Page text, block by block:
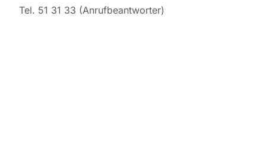
Tel. 51 31 33 (Anrufbeantworter)